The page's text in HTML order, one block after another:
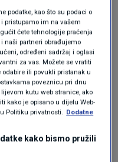
prije 10 mjeseci
pije i prosi a
podatke, kao što su podaci o
pristupamo im na vašem
ćete tehnologije praćenja
naši partneri obrađujemo
određeni sadržaj i oglasi
za vas. Možete se vratiti
ili povukli pristanak u
poveznicu pri dnu
kutu web stranice, ako
kako je opisano u dijelu Web-
Politiku privatnosti. Dodatne
kako bismo pružili